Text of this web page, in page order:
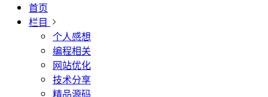
首页
栏目
个人感想
编程相关
网站优化
技术分享
精品源码